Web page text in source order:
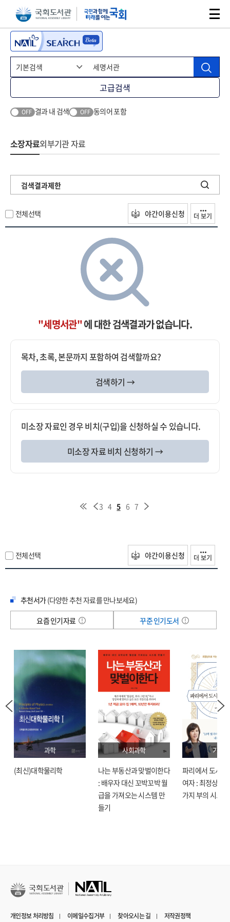
본문 바로가기주메뉴 바로가기
고급검색
OFF 결과 내 검색 OFF 동의어 포함
소장자료외부기관 자료
검색결과제한
전체선택 야간이용신청 더 보기
"세명서관"에 대한 검색결과가 없습니다.
목차, 초록, 본문까지 포함하여 검색할까요?
검색하기 →
미소장 자료인 경우 비치(구입)을 신청하실 수 있습니다.
미소장 자료 비치 신청하기 →
3 4 5 6 7
전체선택 야간이용신청 더 보기
추천서가(다양한 추천 자료를 만나보세요)
요즘 인기자료
꾸준 인기도서
과학
(최신)대학물리학
사회과학
나는 부동산과 맞벌이한다
: 배우자 대신 꼬박꼬박 월
급을 가져오는 시스템 만
들기
기술
파리에서 도시락
여자 : 최정상으
가지 부의 시크릿
개인정보 처리방침 이메일수집거부 찾아오시는 길 저작권정책